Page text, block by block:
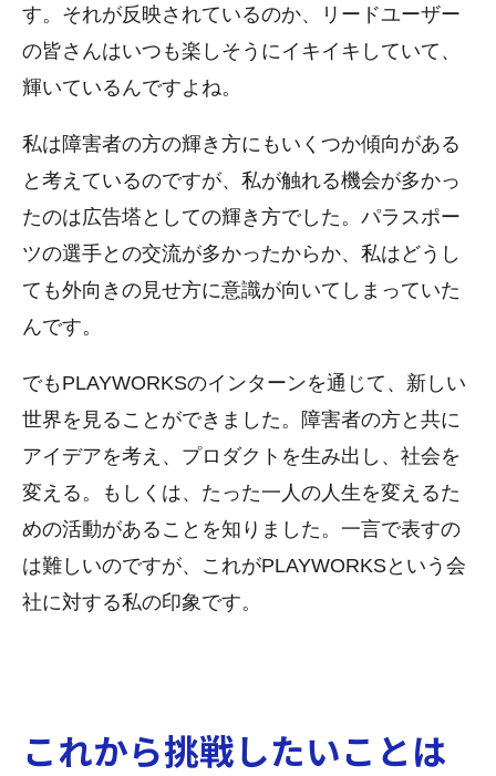
す。それが反映されているのか、リードユーザー
の皆さんはいつも楽しそうにイキイキしていて、
輝いているんですよね。
私は障害者の方の輝き方にもいくつか傾向がある
と考えているのですが、私が触れる機会が多かっ
たのは広告塔としての輝き方でした。パラスポー
ツの選手との交流が多かったからか、私はどうし
ても外向きの見せ方に意識が向いてしまっていた
んです。
でもPLAYWORKSのインターンを通じて、新しい
世界を見ることができました。障害者の方と共に
アイデアを考え、プロダクトを生み出し、社会を
変える。もしくは、たった一人の人生を変えるた
めの活動があることを知りました。一言で表すの
は難しいのですが、これがPLAYWORKSという会
社に対する私の印象です。
これから挑戦したいことは